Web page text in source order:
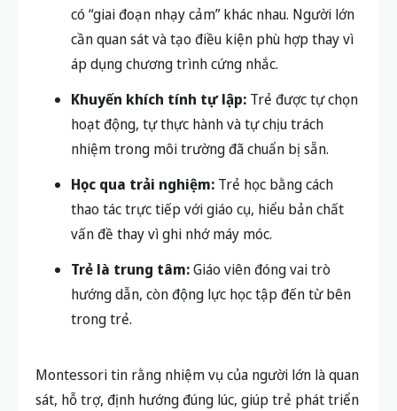
có “giai đoạn nhạy cảm” khác nhau. Người lớn
cần quan sát và tạo điều kiện phù hợp thay vì
áp dụng chương trình cứng nhắc.
Khuyến khích tính tự lập: Trẻ được tự chọn
hoạt động, tự thực hành và tự chịu trách
nhiệm trong môi trường đã chuẩn bị sẵn.
Học qua trải nghiệm: Trẻ học bằng cách
thao tác trực tiếp với giáo cụ, hiểu bản chất
vấn đề thay vì ghi nhớ máy móc.
Trẻ là trung tâm:Giáo viên đóng vai trò
hướng dẫn, còn động lực học tập đến từ bên
trong trẻ.
Montessori tin rằng nhiệm vụ của người lớn là quan
sát, hỗ trợ, định hướng đúng lúc, giúp trẻ phát triển